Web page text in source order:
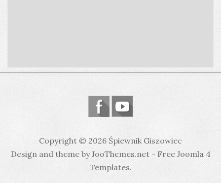
Copyright © 2026 Śpiewnik Giszowiec
Design and theme by JooThemes.net - Free Joomla 4
Templates.